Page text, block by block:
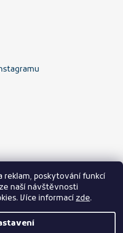
reklam, poskytování funkcí
naší návštěvnosti
Více informací zde.